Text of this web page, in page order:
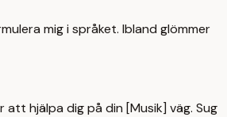
mig i språket. Ibland glömmer
att hjälpa dig på din [Musik] väg. Sug